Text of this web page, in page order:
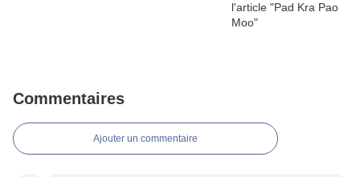
Commentaires
Ajouter un commentaire